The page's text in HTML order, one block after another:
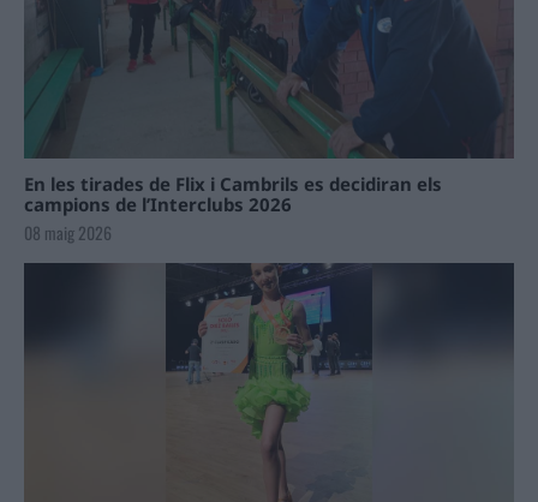
En les tirades de Flix i Cambrils es decidiran els
campions de l’Interclubs 2026
08 maig 2026